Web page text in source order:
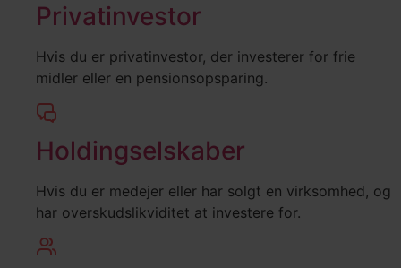
Privatinvestor
Hvis du er privatinvestor, der investerer for frie
midler eller en pensionsopsparing.
Holdingselskaber
Hvis du er medejer eller har solgt en virksomhed, og
har overskudslikviditet at investere for.